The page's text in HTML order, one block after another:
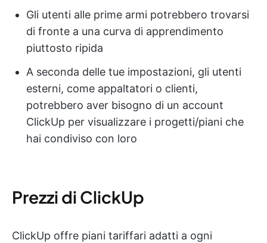
Gli utenti alle prime armi potrebbero trovarsi
di fronte a una curva di apprendimento
piuttosto ripida
A seconda delle tue impostazioni, gli utenti
esterni, come appaltatori o clienti,
potrebbero aver bisogno di un account
ClickUp per visualizzare i progetti/piani che
hai condiviso con loro
Prezzi di ClickUp
ClickUp offre piani tariffari adatti a ogni